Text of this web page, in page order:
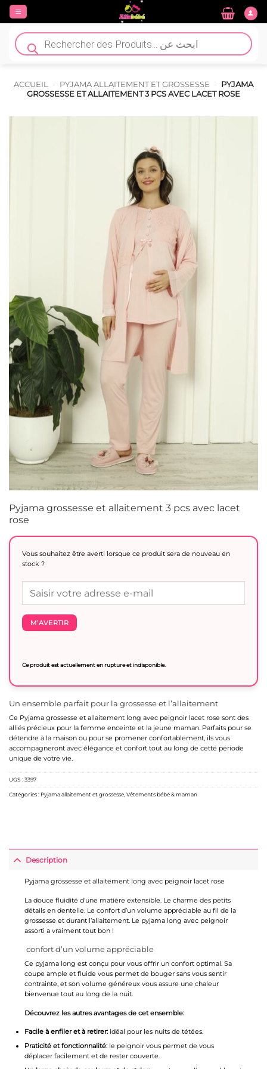
Passer
contenu
Recherche
de
produits
ACCUEIL - PYJAMA ALLAITEMENT ET GROSSESSE - PYJAMA
GROSSESSE ET ALLAITEMENT 3 PCS AVEC LACET ROSE
Pyjama grossesse et allaitement 3 pcs avec lacet
rose
Un ensemble parfait pour la grossesse et l’allaitement
Ce Pyjama grossesse et allaitement long avec peignoir lacet rose sont des
alliés précieux pour la femme enceinte et la jeune maman. Parfaits pour se
détendre à la maison ou pour se promener confortablement, ils vous
accompagneront avec élégance et confort tout au long de cette période
unique de votre vie.
Vous souhaitez être averti lorsque ce produit sera de nouveau en
stock ?
M’AVERTIR
Ce produit est actuellement en rupture et indisponible.
UGS :3397
Catégories : Pyjama allaitement et grossesse,Vêtements bébé & maman
Description
Pyjama grossesse et allaitement long avec peignoir lacet rose
La douce fluidité d’une matière extensible. Le charme des petits
détails en dentelle. Le confort d’un volume appréciable au fil de la
grossesse et durant l’allaitement. Le pyjama long avec peignoir
assorti a vraiment tout bon !
confort d’un volume appréciable
Ce pyjama long est conçu pour vous offrir un confort optimal. Sa
coupe ample et fluide vous permet de bouger sans vous sentir
contrainte, et son volume généreux vous assure une chaleur
bienvenue tout au long de la nuit.
Découvrez les autres avantages de cet ensemble:
Facile à enfiler et à retirer:idéal pour les nuits de tétées.
Praticité et fonctionnalité:le peignoir vous permet de vous
déplacer facilement et de rester couverte.